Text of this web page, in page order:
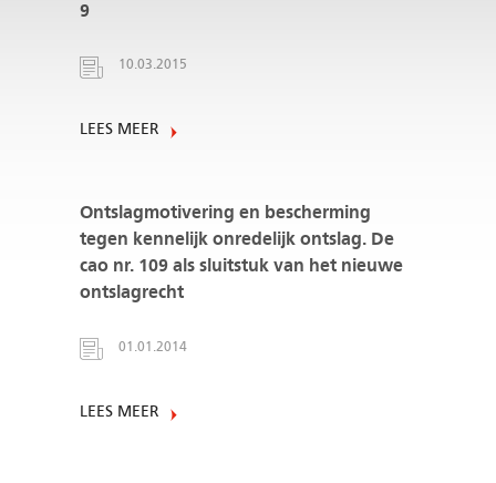
9
10.03.2015
LEES MEER
Ontslagmotivering en bescherming
tegen kennelijk onredelijk ontslag. De
cao nr. 109 als sluitstuk van het nieuwe
ontslagrecht
01.01.2014
LEES MEER